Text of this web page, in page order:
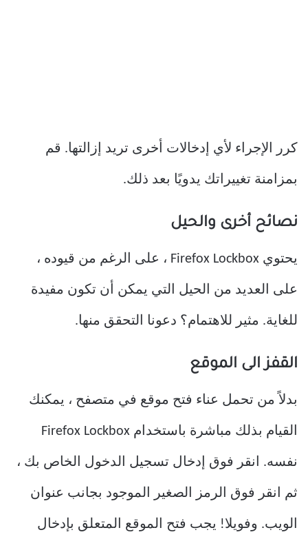
كرر الإجراء لأي إدخالات أخرى تريد إزالتها. قم
بمزامنة تغييراتك يدويًا بعد ذلك.
نصائح أخرى والحيل
يحتوي Firefox Lockbox ، على الرغم من قيوده ،
على العديد من الحيل التي يمكن أن تكون مفيدة
للغاية. مثير للاهتمام؟ دعونا التحقق منها.
القفز الى الموقع
بدلاً من تحمل عناء فتح موقع في متصفح ، يمكنك
القيام بذلك مباشرة باستخدام Firefox Lockbox
نفسه. انقر فوق إدخال تسجيل الدخول الخاص بك ،
ثم انقر فوق الرمز الصغير الموجود بجانب عنوان
الويب. وفويلا! يجب فتح الموقع المتعلق بإدخال